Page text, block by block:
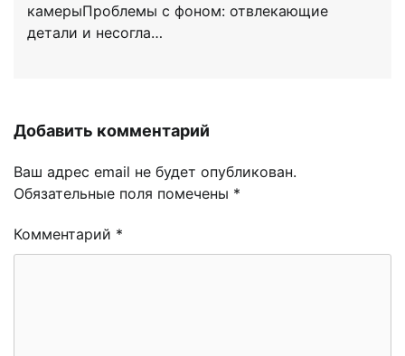
камерыПроблемы с фоном: отвлекающие
детали и несогла…
Добавить комментарий
Ваш адрес email не будет опубликован.
Обязательные поля помечены *
Комментарий *